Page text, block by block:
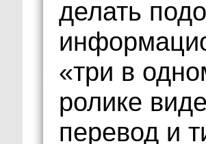
делать
«три в
ролике
перевод и